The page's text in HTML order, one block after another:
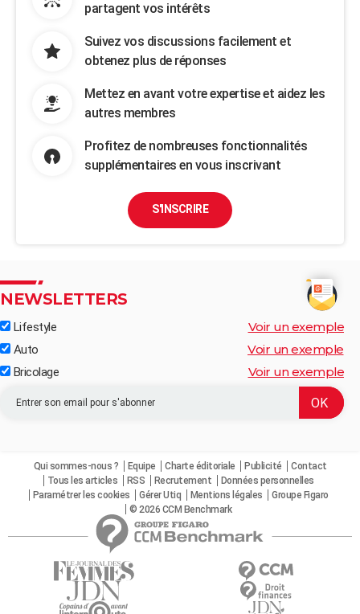
partagent vos intérêts
Suivez vos discussions facilement et
obtenez plus de réponses
Mettez en avant votre expertise et aidez les
autres membres
Profitez de nombreuses fonctionnalités
supplémentaires en vous inscrivant
S'INSCRIRE
NEWSLETTERS
Lifestyle Voir un exemple
Auto Voir un exemple
Bricolage Voir un exemple
Qui sommes-nous ? Equipe Charte éditoriale Publicité
Contact
Tous les articles
RSS Recrutement
Données personnelles
Paramétrer les cookies
Gérer Utiq Mentions légales
Groupe Figaro
© 2026 CCM Benchmark